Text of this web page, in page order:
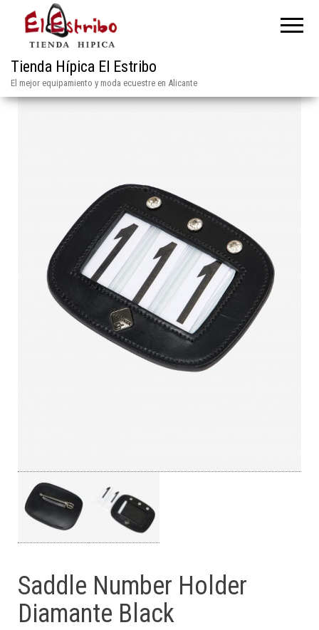
Tienda Hípica El Estribo
El mejor equipamiento y moda ecuestre en Alicante
Saddle Number Holder
Diamante Black